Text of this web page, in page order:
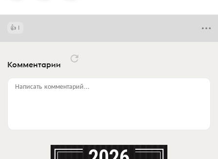
1
Комментарии
Написать комментарий...